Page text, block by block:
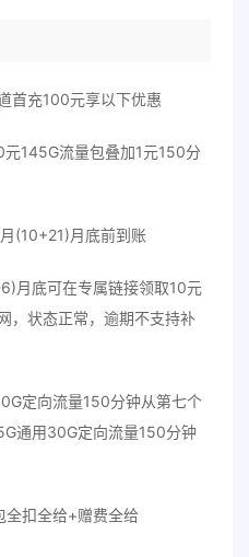
首充100元享以下优惠
145G流量包叠加1元150分
(10+21)月底前到账
月底可在专属链接领取10元
，状态正常，逾期不支持补
定向流量150分钟从第七个
通用30G定向流量150分钟
全扣全给+赠费全给